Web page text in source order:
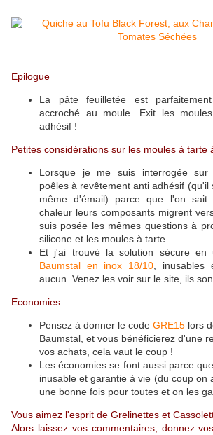
Epilogue
La pâte feuilletée est
accroché au moule. Exit les
adhésif !
Petites considérations sur les moules à tarte
Lorsque je me suis interrogée sur
poêles à revêtement anti adhésif (qu'il
même d'émail) parce que l'on sait
chaleur leurs composants migrent
suis posée les mêmes questions à
silicone et les moules à tarte.
Et j'ai trouvé la solution sécure en
Baumstal en inox 18/10 , inusables
aucun. Venez les voir sur le site, ils
Economies
Pensez à donner le code GRE15 lors
Baumstal, et vous bénéficierez d'une
vos achats, cela vaut le coup !
Les économies se font aussi parce
inusable et garantie à vie (du coup on
une bonne fois pour toutes et on les
Vous aimez l'esprit de Grelinettes et
Alors laissez vos commentaires, donnez